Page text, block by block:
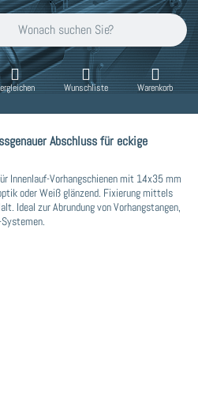
Sie einen Suchbegriff ein. Während
Wunschliste Warenkorb
Abschluss für eckige
Innenlauf-Vorhangschienen mit 14x35 mm
oder Weiß glänzend. Fixierung mittels
Ideal zur Abrundung von Vorhangstangen,